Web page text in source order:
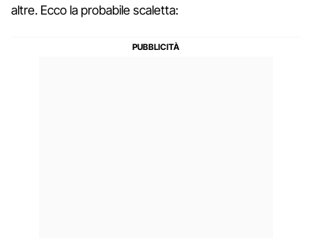
altre. Ecco la probabile scaletta: